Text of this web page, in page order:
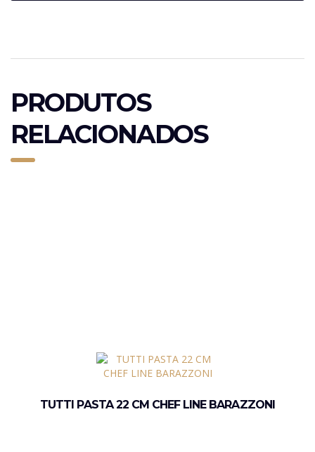
PRODUTOS
RELACIONADOS
TUTTI PASTA 22 CM CHEF LINE BARAZZONI